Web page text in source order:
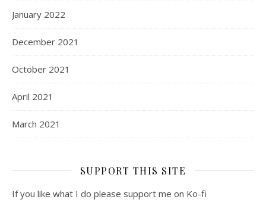
January 2022
December 2021
October 2021
April 2021
March 2021
SUPPORT THIS SITE
If you like what I do please support me on Ko-fi